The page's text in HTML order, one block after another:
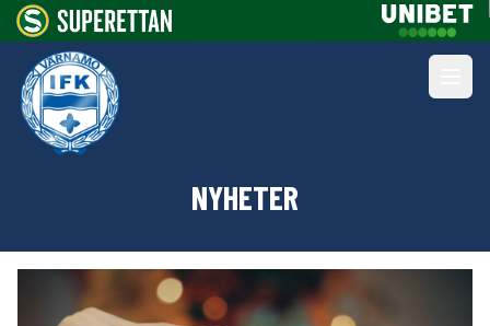
NYHETER